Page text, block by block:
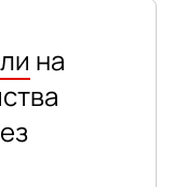
на